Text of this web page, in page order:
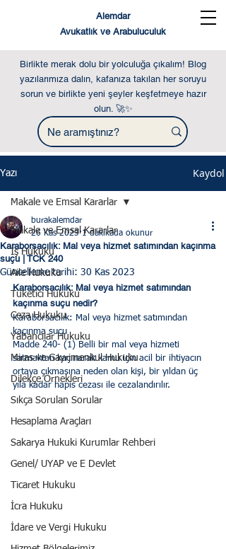
Alemdar
Avukatlık ve Arabuluculuk
Birlikte merak dolu bir yolculuğa çıkalım! Blog
yazılarımıza dalın, kafanıza takılan her soruyu
sorun ve birlikte yeni şeyler keşfetmeye hazır
olun. 🚀✨
Yazı Kaydol
Makale ve Emsal Kararlar
İş Hukuku
Aile Hukuku
Tüketici Hukuku
Ceza Hukuku
Yabancılar Hukuku
Miras ve Gayrimenkul Hukuku
Dilekçe Örnekleri
Sıkça Sorulan Sorular
Hesaplama Araçları
Sakarya Hukuki Kurumlar Rehberi
Genel/ UYAP ve E Devlet
Ticaret Hukuku
İcra Hukuku
İdare ve Vergi Hukuku
Makale ve Emsal Kararlar
Karaborsacılık: Mal veya hizmet satımından kaçınma
suçu | TCK 240
burakalemdar
26 Kas 2023 1 dakikada okunur
Güncelleme tarihi: 30 Kas 2023
Karaborsacılık: Mal veya hizmet satımından
kaçınma suçu nedir?
Karaborsacılık: Mal veya hizmet satımından
kaçınma suçu
Madde 240- (1) Belli bir mal veya hizmeti
satmaktan kaçınarak kamu için acil bir ihtiyacın
ortaya çıkmasına neden olan kişi, bir yıldan üç
yıla kadar hapis cezası ile cezalandırılır.